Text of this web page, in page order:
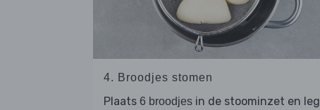
4. Broodjes stomen
Plaats 6 broodjes in de stoominzet en leg